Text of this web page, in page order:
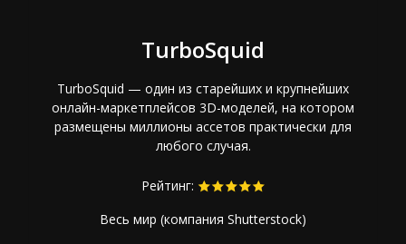
TurboSquid
TurboSquid — один из старейших и крупнейших
онлайн-маркетплейсов 3D-моделей, на котором
размещены миллионы ассетов практически для
любого случая.
Рейтинг:
Весь мир (компания Shutterstock)